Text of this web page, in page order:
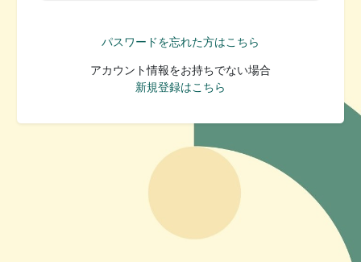
パスワードを忘れた方はこちら
アカウント情報をお持ちでない場合
新規登録はこちら